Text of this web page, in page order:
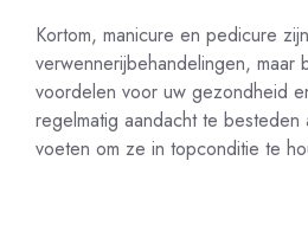
Kortom, manicure en pedicure
verwennerijbehandelingen, maar
voordelen voor uw gezondheid
regelmatig aandacht te besteden
voeten om ze in topconditie te